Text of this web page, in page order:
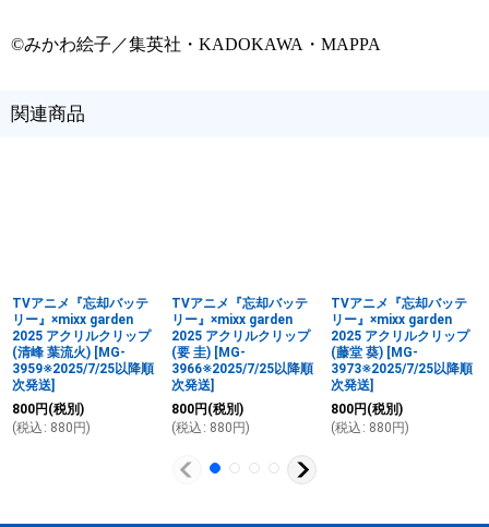
©みかわ絵子／集英社・KADOKAWA・MAPPA
関連商品
TVアニメ『忘却バッテ
リー』×mixx garden
2025 アクリルクリップ
(清峰 葉流火) [MG-
3959※2025/7/25以降順
次発送]
800円 (税別)
(税込 : 880 円)
TVアニメ『忘却バッテ
リー』×mixx garden
2025 アクリルクリップ
(要 圭) [MG-
3966※2025/7/25以降順
次発送]
800円 (税別)
(税込 : 880 円)
TVアニメ『忘却バッテ
リー』×mixx garden
2025 アクリルクリップ
(藤堂 葵) [MG-
3973※2025/7/25以降順
次発送]
800円 (税別)
(税込 : 880 円)